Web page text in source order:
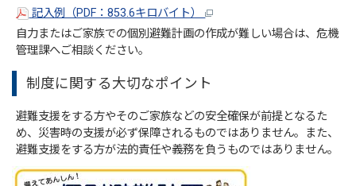
記入例（PDF：853.6キロバイト）
自力またはご家族での個別避難計画の作成が難しい場合は、危機
管理課へご相談ください。
制度に関する大切なポイント
避難支援をする方やそのご家族などの安全確保が前提となるた
め、災害時の支援が必ず保障されるものではありません。また、
避難支援をする方が法的責任や義務を負うものではありません。